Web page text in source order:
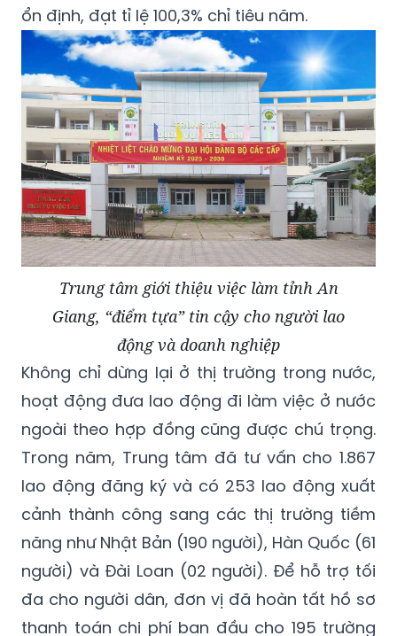
ổn định, đạt tỉ lệ 100,3% chỉ tiêu năm.
Trung tâm giới thiệu việc làm tỉnh An
Giang, “điểm tựa” tin cậy cho người lao
động và doanh nghiệp
Không chỉ dừng lại ở thị trường trong nước,
hoạt động đưa lao động đi làm việc ở nước
ngoài theo hợp đồng cũng được chú trọng.
Trong năm, Trung tâm đã tư vấn cho 1.867
lao động đăng ký và có 253 lao động xuất
cảnh thành công sang các thị trường tiềm
năng như Nhật Bản (190 người), Hàn Quốc (61
người) và Đài Loan (02 người). Để hỗ trợ tối
đa cho người dân, đơn vị đã hoàn tất hồ sơ
thanh toán chi phí ban đầu cho 195 trường